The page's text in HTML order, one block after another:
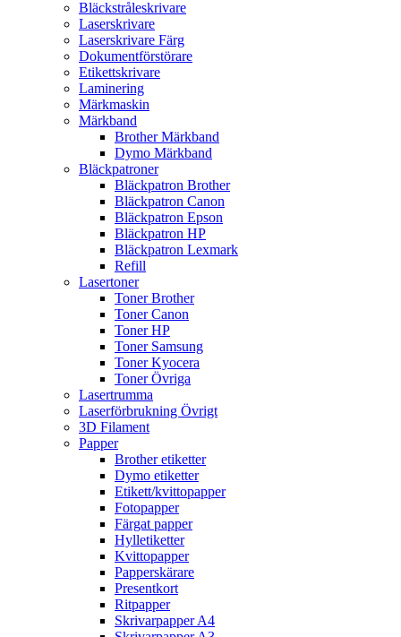
Bläckstråleskrivare
Laserskrivare
Laserskrivare Färg
Dokumentförstörare
Etikettskrivare
Laminering
Märkmaskin
Märkband
Brother Märkband
Dymo Märkband
Bläckpatroner
Bläckpatron Brother
Bläckpatron Canon
Bläckpatron Epson
Bläckpatron HP
Bläckpatron Lexmark
Refill
Lasertoner
Toner Brother
Toner Canon
Toner HP
Toner Samsung
Toner Kyocera
Toner Övriga
Lasertrumma
Laserförbrukning Övrigt
3D Filament
Papper
Brother etiketter
Dymo etiketter
Etikett/kvittopapper
Fotopapper
Färgat papper
Hylletiketter
Kvittopapper
Papperskärare
Presentkort
Ritpapper
Skrivarpapper A4